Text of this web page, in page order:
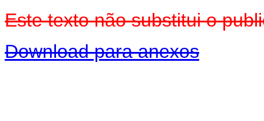
Este texto não substitui o
Download para anexos